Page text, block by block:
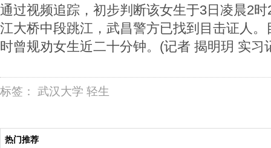
通过视频追踪，初步判断该女生于3日凌晨2
江大桥中段跳江，武昌警方已找到目击证人
时曾规劝女生近二十分钟。(记者 揭明玥 实习
标签： 武汉大学 轻生
热门推荐